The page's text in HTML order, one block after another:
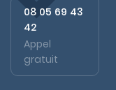
08 05 69 43
42
Appel
gratuit